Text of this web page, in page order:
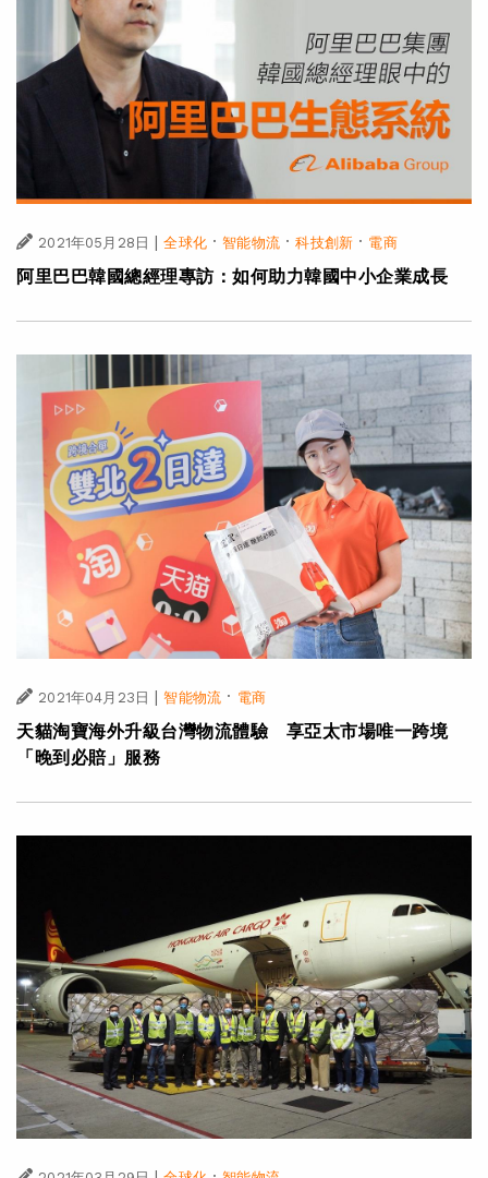
2021年05月28日 | 全球化·智能物流·科技創新 · 電商
阿里巴巴韓國總經理專訪：如何助力韓國中小企業成長
2021年04月23日 | 智能物流 · 電商
天貓淘寶海外升級台灣物流體驗 享亞太市場唯一跨境
「晚到必賠」服務